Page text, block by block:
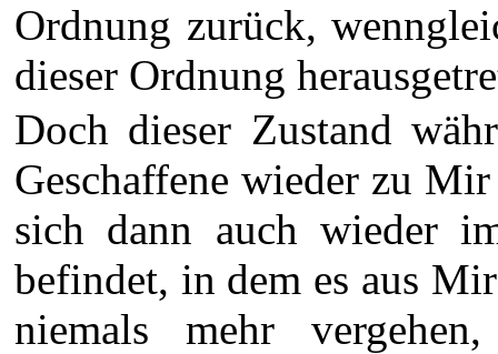
Ordnung zurück,
dieser Ordnung
Doch dieser Zustand
Geschaffene wieder zu
sich dann auch wieder
befindet, in dem es aus
niemals mehr